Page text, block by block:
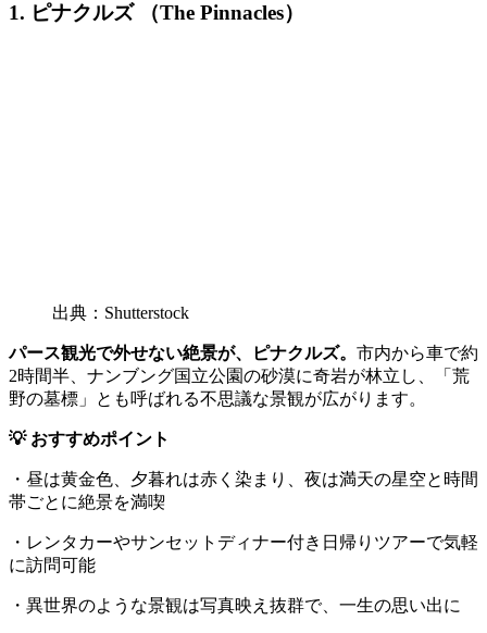
1. ピナクルズ （The Pinnacles）
出典：Shutterstock
パース観光で外せない絶景が、ピナクルズ。 市内から車で約
2時間半、ナンブング国立公園の砂漠に奇岩が林立し、「荒
野の墓標」とも呼ばれる不思議な景観が広がります。
💡 おすすめポイント
・昼は黄金色、夕暮れは赤く染まり、夜は満天の星空と時間
帯ごとに絶景を満喫
・レンタカーやサンセットディナー付き日帰りツアーで気軽
に訪問可能
・異世界のような景観は写真映え抜群で、一生の思い出に